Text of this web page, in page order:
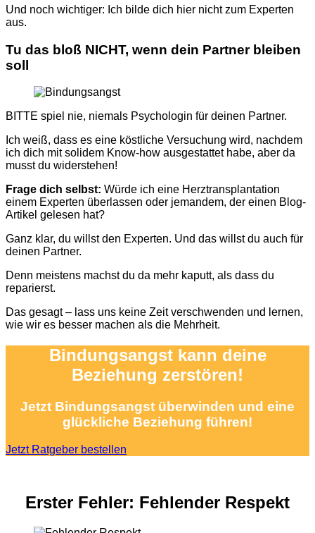
Und noch wichtiger: Ich bilde dich hier nicht zum Experten
aus.
Tu das bloß NICHT, wenn dein Partner bleiben
soll
BITTE spiel nie, niemals Psychologin für deinen Partner.
Ich weiß, dass es eine köstliche Versuchung wird, nachdem
ich dich mit solidem Know-how ausgestattet habe, aber da
musst du widerstehen!
Frage dich selbst: Würde ich eine Herztransplantation
einem Experten überlassen oder jemandem, der einen Blog-
Artikel gelesen hat?
Ganz klar, du willst den Experten. Und das willst du auch für
deinen Partner.
Denn meistens machst du da mehr kaputt, als dass du
reparierst.
Das gesagt – lass uns keine Zeit verschwenden und lernen,
wie wir es besser machen als die Mehrheit.
Bindungsangst kann deine
Beziehung zerstören!
Jetzt Bindungsangst überwinden und eine
glückliche Beziehung führen!
Jetzt Ratgeber bestellen
Erster Fehler: Fehlender Respekt